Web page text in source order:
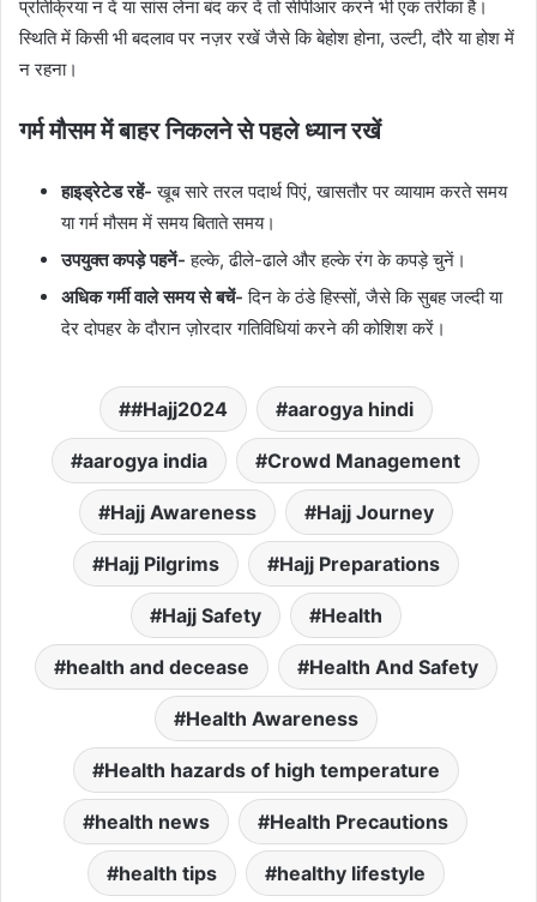
प्रतिक्रिया न दें या सांस लेना बंद कर दें तो सीपीआर करने भी एक तरीका है।
स्थिति में किसी भी बदलाव पर नज़र रखें जैसे कि बेहोश होना, उल्टी, दौरे या होश में
न रहना।
गर्म मौसम में बाहर निकलने से पहले ध्यान रखें
हाइड्रेटेड रहें-खूब सारे तरल पदार्थ पिएं, खासतौर पर व्यायाम करते समय
या गर्म मौसम में समय बिताते समय।
उपयुक्त कपड़े पहनें- हल्के, ढीले-ढाले और हल्के रंग के कपड़े चुनें।
अधिक गर्मी वाले समय से बचें-दिन के ठंडे हिस्सों, जैसे कि सुबह जल्दी या
देर दोपहर के दौरान ज़ोरदार गतिविधियां करने की कोशिश करें।
#Hajj2024 aarogya hindi
aarogya india Crowd Management
Hajj Awareness Hajj Journey
Hajj Pilgrims Hajj Preparations
Hajj Safety Health
health and decease Health And Safety
Health Awareness
Health hazards of high temperature
health news Health Precautions
health tips healthy lifestyle